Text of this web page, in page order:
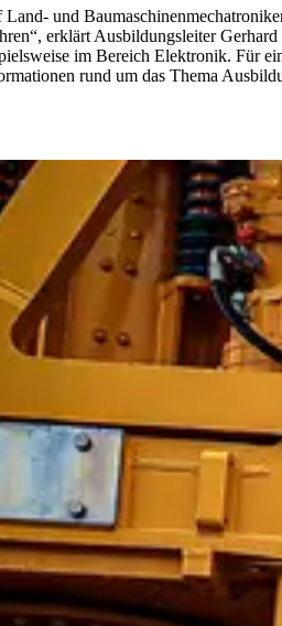
und
erklärt Ausbildungsleiter
im Bereich Elektronik. Für
rund um das Thema